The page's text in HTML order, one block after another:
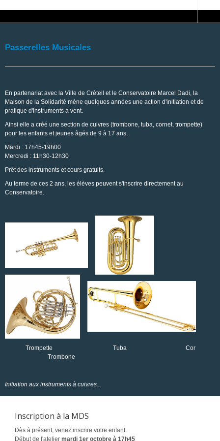
Passerelles Musicales
En partenariat avec la Ville de Créteil et le Conservatoire Marcel Dadi, la
Maison de la Solidarité mène quelques années une action d'initiation et de
pratique d'instruments à vent.
Ainsi elle a créé une section de cuivres (trombone, tuba, cornet, trompette)
pour les enfants et jeunes âgés de 9 à 17 ans.
Mardi : 17h45-19h00
Mercredi : 11h30-12h30
Prêt des instruments et cours gratuits.
Au terme de ces 2 ans, les élèves peuvent s'inscrire directement au
Conservatoire.
Trompette Tuba Cor
Trombone
Initiation aux instruments à cuivres...
Inscription à la MDS
Dès à présent, venez inscrire votre enfant.
Début de l'atelier mardi 1er octobre à 17h45